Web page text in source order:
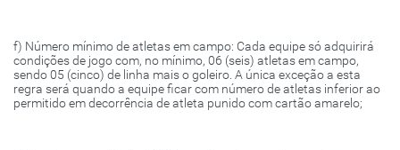
f) Número mínimo de atletas em campo: Cada equipe só adquirirá
condições de jogo com, no mínimo, 06 (seis) atletas em campo,
sendo 05 (cinco) de linha mais o goleiro. A única exceção a esta
regra será quando a equipe ficar com número de atletas inferior ao
permitido em decorrência de atleta punido com cartão amarelo;